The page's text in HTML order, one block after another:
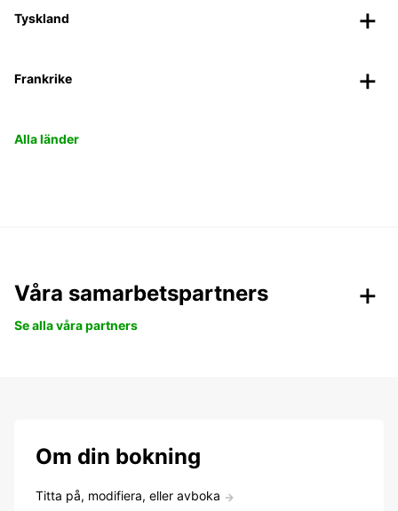
Tyskland
Frankrike
Alla länder
Våra samarbetspartners
Se alla våra partners
Om din bokning
Titta på, modifiera, eller avboka